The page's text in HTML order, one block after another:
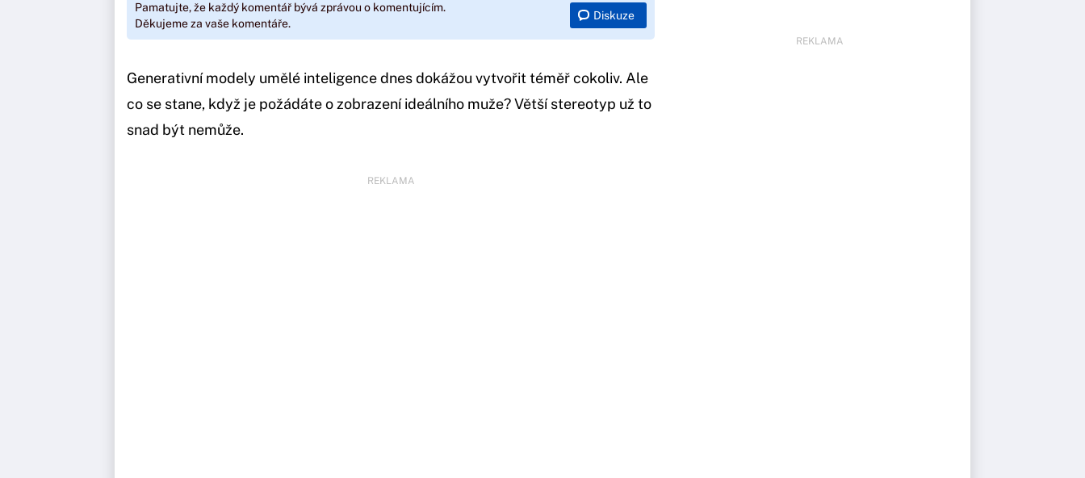
Pamatujte, že každý komentář bývá zprávou o komentujícím.
Děkujeme za vaše komentáře.
Diskuze
Generativní modely umělé inteligence dnes dokážou vytvořit téměř cokoliv. Ale
co se stane, když je požádáte o zobrazení ideálního muže? Větší stereotyp už to
snad být nemůže.
REKLAMA
REKLAMA